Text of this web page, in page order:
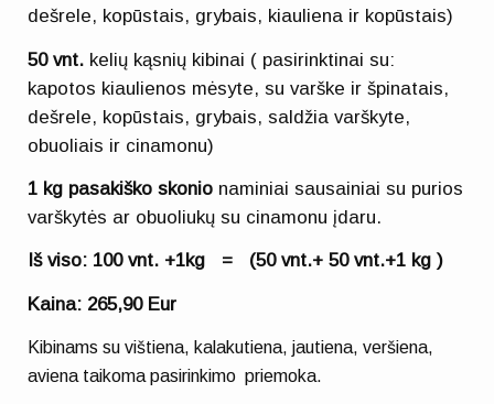
dešrele, kopūstais, grybais, kiauliena ir kopūstais)
50 vnt. kelių kąsnių kibinai ( pasirinktinai su:
kapotos kiaulienos mėsyte, su varške ir špinatais,
dešrele, kopūstais, grybais, saldžia varškyte,
obuoliais ir cinamonu)
1 kg pasakiško skonio naminiai sausainiai su purios
varškytės ar obuoliukų su cinamonu įdaru.
Iš viso: 100 vnt. +1kg = (50 vnt.+ 50 vnt.+1 kg )
Kaina: 265,90 Eur
Kibinams su vištiena, kalakutiena, jautiena, veršiena,
aviena taikoma pasirinkimo priemoka.